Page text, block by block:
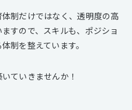
制だけではなく、透明度の高
すので、スキルも、ポジショ
制を整えています。
ていきませんか！